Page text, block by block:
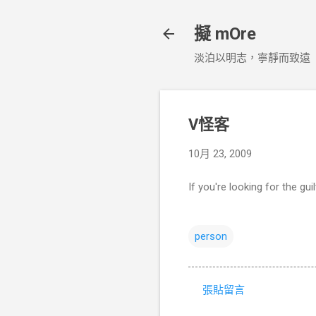
擬 mOre
淡泊以明志，寧靜而致遠
V怪客
10月 23, 2009
If you're looking for the
person
張貼留言